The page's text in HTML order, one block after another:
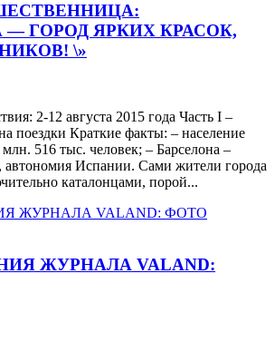
— ГОРОД ЯРКИХ КРАСОК,
\»
2-12 августа 2015 года Часть I –
поездки Краткие факты: – население
млн. 516 тыс. человек; – Барселона –
автономия Испании. Сами жители города
каталонцами, порой...
ЖУРНАЛА VALAND: